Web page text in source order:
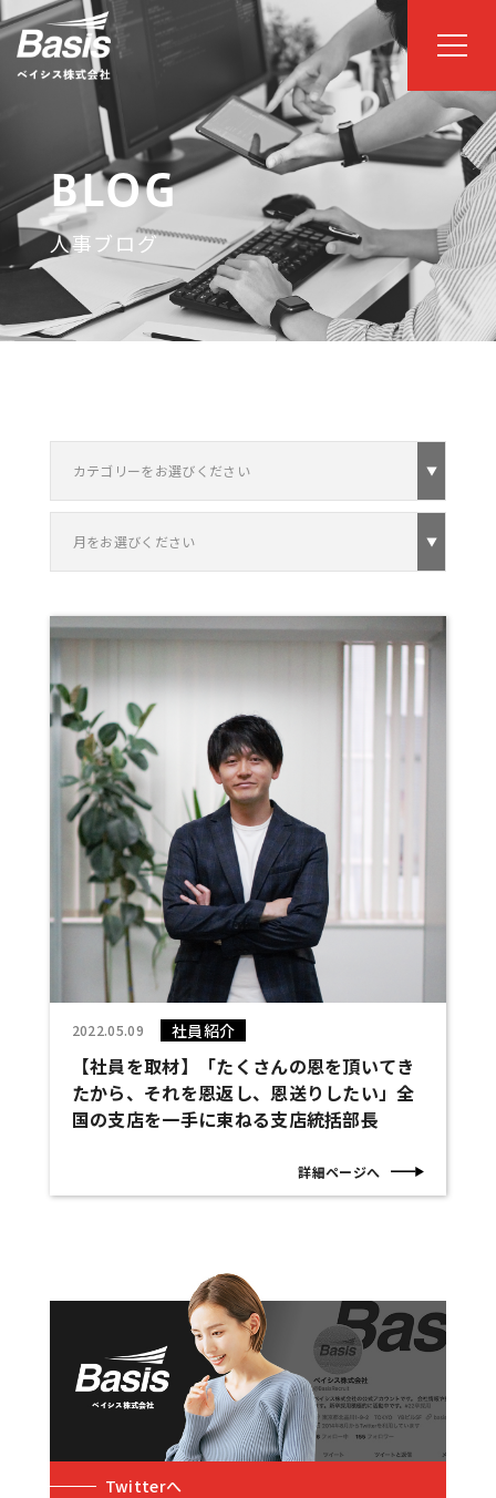
BLOG
人事ブログ
カテゴリーをお選びください
月をお選びください
2022.05.09 社員紹介
【社員を取材】「たくさんの恩を頂いてき
たから、それを恩返し、恩送りしたい」全
国の支店を一手に束ねる支店統括部長
詳細ページへ
Twitterへ